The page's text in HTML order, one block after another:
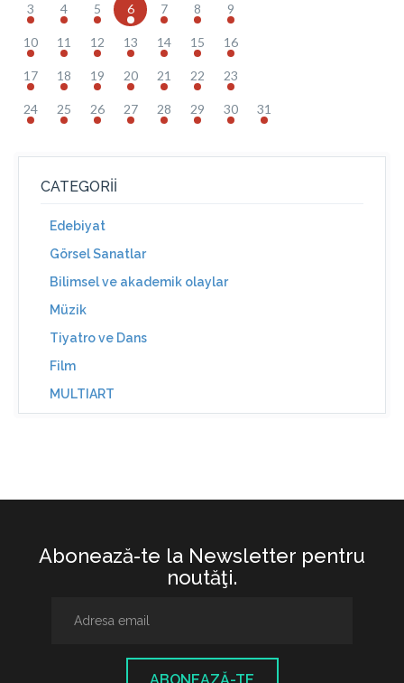
3 4 5 6 7 8 9
10 11 12 13 14 15 16
17 18 19 20 21 22 23
24 25 26 27 28 29 30 31
CATEGORII
Edebiyat
Görsel Sanatlar
Bilimsel ve akademik olaylar
Müzik
Tiyatro ve Dans
Film
MULTIART
Abonează-te la Newsletter pentru
noutăţi.